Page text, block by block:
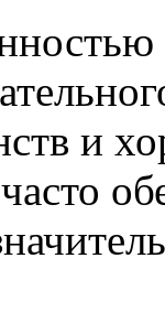
и